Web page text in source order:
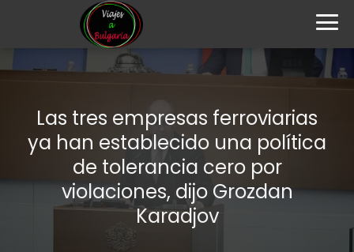
Las tres empresas ferroviarias
ya han establecido una política
de tolerancia cero por
violaciones, dijo Grozdan
Karadjov